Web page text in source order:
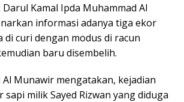
Kamal Ipda Muhammad Al
informasi adanya tiga ekor
di curi dengan modus di racun
baru disembelih.
Munawir mengatakan, kejadian
milik Sayed Rizwan yang diduga